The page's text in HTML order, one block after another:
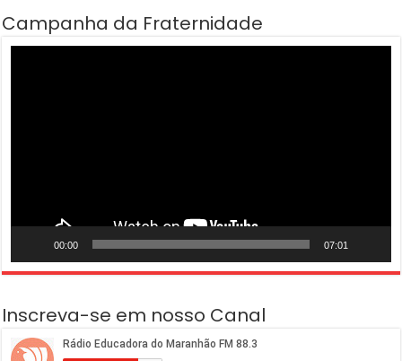
Campanha da Fraternidade
00:00 07:01
Inscreva-se em nosso Canal